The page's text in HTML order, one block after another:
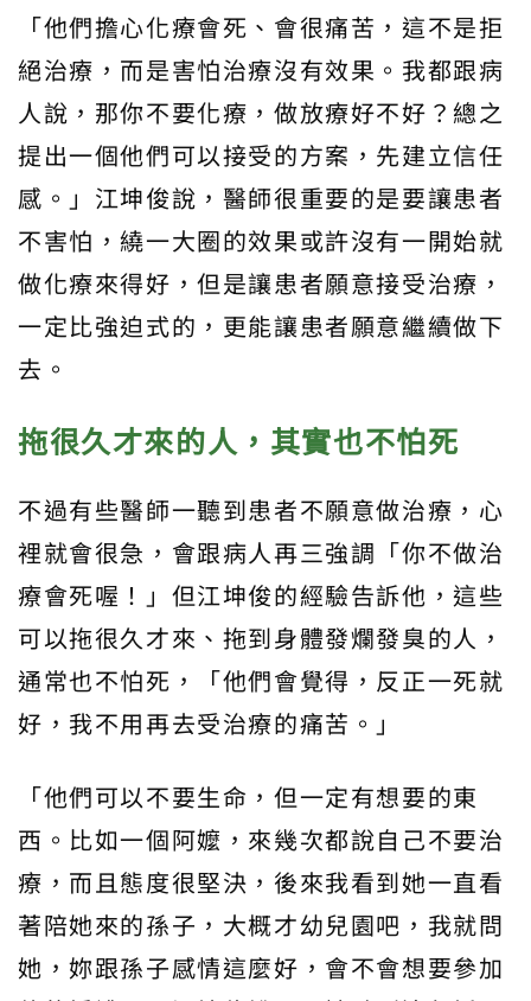
「他們擔心化療會死、會很痛苦，這不是拒
絕治療，而是害怕治療沒有效果。我都跟病
人說，那你不要化療，做放療好不好？總之
提出一個他們可以接受的方案，先建立信任
感。」江坤俊說，醫師很重要的是要讓患者
不害怕，繞一大圈的效果或許沒有一開始就
做化療來得好，但是讓患者願意接受治療，
一定比強迫式的，更能讓患者願意繼續做下
去。
拖很久才來的人，其實也不怕死
不過有些醫師一聽到患者不願意做治療，心
裡就會很急，會跟病人再三強調「你不做治
療會死喔！」但江坤俊的經驗告訴他，這些
可以拖很久才來、拖到身體發爛發臭的人，
通常也不怕死，「他們會覺得，反正一死就
好，我不用再去受治療的痛苦。」
「他們可以不要生命，但一定有想要的東
西。比如一個阿嬤，來幾次都說自己不要治
療，而且態度很堅決，後來我看到她一直看
著陪她來的孫子，大概才幼兒園吧，我就問
她，妳跟孫子感情這麼好，會不會想要參加